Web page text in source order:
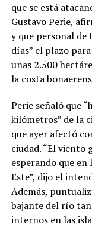
que se está
Gustavo Perie,
y que personal de
días” el plazo
unas 2.500
la costa
Perie señaló que
kilómetros” de la
que ayer afectó
ciudad. “El viento
esperando que en
Este”, dijo el
Además,
bajante del río
internos en las